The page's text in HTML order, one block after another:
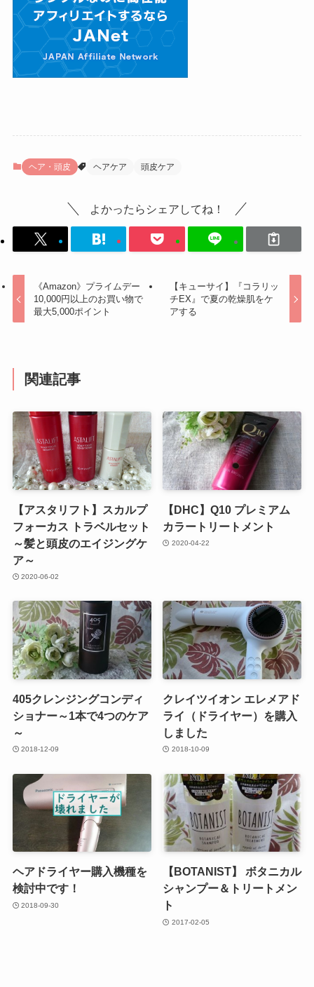
ヘア・頭皮 ヘアケア 頭皮ケア
よかったらシェアしてね！
《Amazon》プライムデー
10,000円以上のお買い物で
最大5,000ポイント
【キューサイ】『コラリッ
チEX』で夏の乾燥肌をケ
アする
関連記事
【アスタリフト】スカルプ
フォーカス トラベルセット
～髪と頭皮のエイジングケ
ア～
2020-06-02
【DHC】Q10 プレミアム
カラートリートメント
2020-04-22
405クレンジングコンディ
ショナー～1本で4つのケア
～
2018-12-09
クレイツイオン エレメアド
ライ（ドライヤー）を購入
しました
2018-10-09
ヘアドライヤー購入機種を
検討中です！
2018-09-30
【BOTANIST】 ボタニカル
シャンプー＆トリートメン
ト
2017-02-05